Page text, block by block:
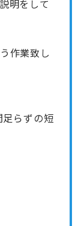
明をして
作業致し
らずの短